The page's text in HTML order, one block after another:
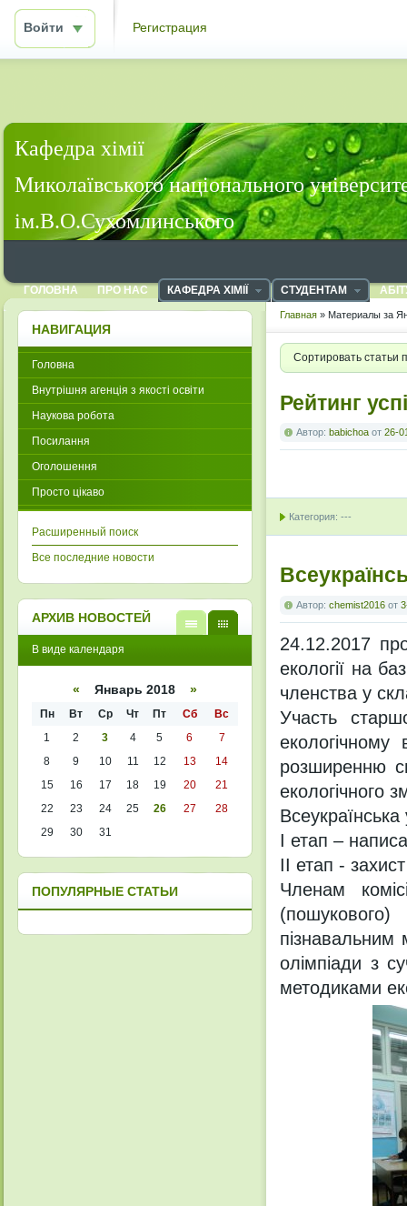
Войти Регистрация
Кафедра хімії
Миколаївського національного
ім.В.О.Сухомлинського
ГОЛОВНА ПРО НАС КАФЕДРА ХІМІЇ СТУДЕНТАМ
Главная » Материалы за
Сортировать статьи
Рейтинг
Автор: babichoa от 26-
Категория: ---
Автор: chemist2016 от
24.12.2017
екології на
членства у
Участь
розширенню
екологічного
І етап –
ІІ етап -
Членам
(пошукового)
пізнавальним
олімпіади з
методиками
НАВИГАЦИЯ
Головна
Внутрішня агенція з якості освіти
Наукова робота
Посилання
Оголошення
Просто цікаво
Расширенный поиск
Все последние новости
АРХИВ НОВОСТЕЙ
кален
списк
В виде календаря
« Январь 2018 »
Пн Вт Ср Чт Пт Сб
Вс
1
2 3 4 5 6
7
8
9 10 11 12 13
14
15
16 17 18 19 20
21
22
23 24 25 26 27
28
29
30 31
ПОПУЛЯРНЫЕ СТАТЬИ